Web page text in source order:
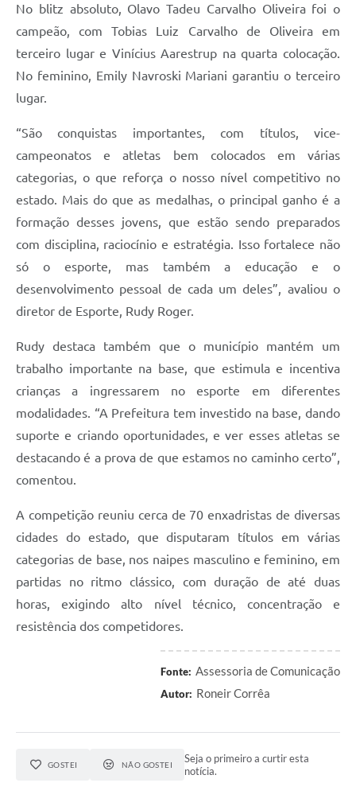
No blitz absoluto, Olavo Tadeu Carvalho Oliveira foi o
campeão, com Tobias Luiz Carvalho de Oliveira em
terceiro lugar e Vinícius Aarestrup na quarta colocação.
No feminino, Emily Navroski Mariani garantiu o terceiro
lugar.
“São conquistas importantes, com títulos, vice-
campeonatos e atletas bem colocados em várias
categorias, o que reforça o nosso nível competitivo no
estado. Mais do que as medalhas, o principal ganho é a
formação desses jovens, que estão sendo preparados
com disciplina, raciocínio e estratégia. Isso fortalece não
só o esporte, mas também a educação e o
desenvolvimento pessoal de cada um deles”, avaliou o
diretor de Esporte, Rudy Roger.
Rudy destaca também que o município mantém um
trabalho importante na base, que estimula e incentiva
crianças a ingressarem no esporte em diferentes
modalidades. “A Prefeitura tem investido na base, dando
suporte e criando oportunidades, e ver esses atletas se
destacando é a prova de que estamos no caminho certo”,
comentou.
A competição reuniu cerca de 70 enxadristas de diversas
cidades do estado, que disputaram títulos em várias
categorias de base, nos naipes masculino e feminino, em
partidas no ritmo clássico, com duração de até duas
horas, exigindo alto nível técnico, concentração e
resistência dos competidores.
Fonte: Assessoria de Comunicação
Autor: Roneir Corrêa
GOSTEI NÃO GOSTEI
Seja o primeiro a curtir esta
notícia.